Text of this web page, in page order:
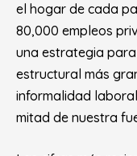
el hogar de cada
80,000 empleos
una estrategia
estructural más
informalidad
mitad de nuestra